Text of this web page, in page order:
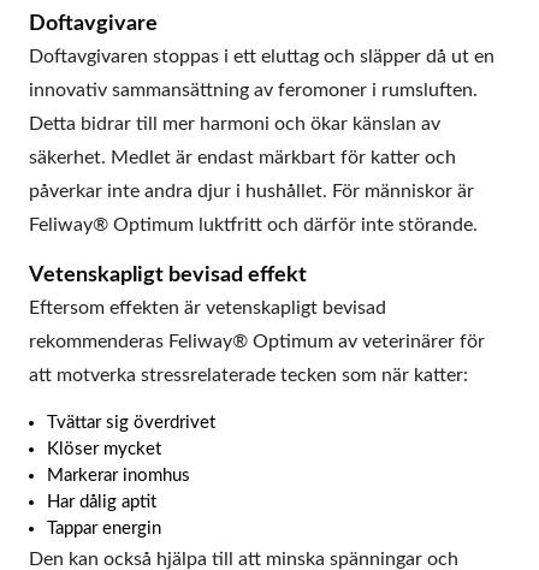
Doftavgivare
Doftavgivaren stoppas i ett eluttag och släpper då ut en
innovativ sammansättning av feromoner i rumsluften.
Detta bidrar till mer harmoni och ökar känslan av
säkerhet. Medlet är endast märkbart för katter och
påverkar inte andra djur i hushållet. För människor är
Feliway® Optimum luktfritt och därför inte störande.
Vetenskapligt bevisad effekt
Eftersom effekten är vetenskapligt bevisad
rekommenderas Feliway® Optimum av veterinärer för
att motverka stressrelaterade tecken som när katter:
Tvättar sig överdrivet
Klöser mycket
Markerar inomhus
Har dålig aptit
Tappar energin
Den kan också hjälpa till att minska spänningar och